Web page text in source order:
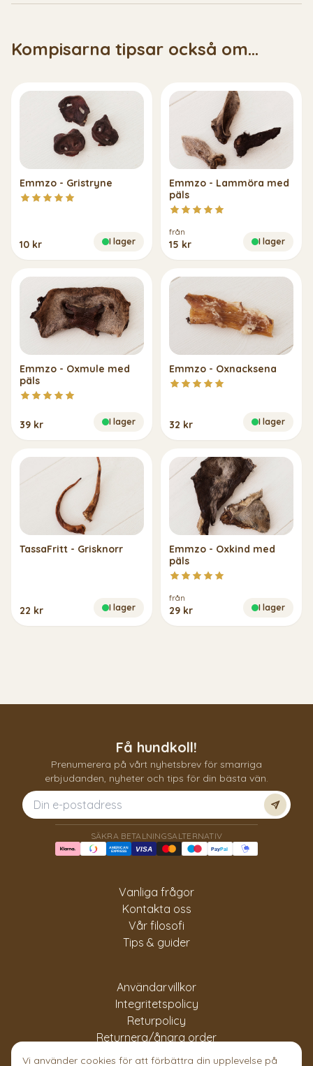
Kompisarna tipsar också om...
Emmzo - Gristryne
10 kr I lager
Emmzo - Lammöra med
päls
från
15 kr I lager
Emmzo - Oxmule med
päls
39 kr I lager
Emmzo - Oxnacksena
32 kr I lager
TassaFritt - Grisknorr
22 kr I lager
Emmzo - Oxkind med
päls
från
29 kr I lager
Få hundkoll!
Prenumerera på vårt nyhetsbrev för smarriga
erbjudanden, nyheter och tips för din bästa vän.
SÄKRA BETALNINGSALTERNATIV
AMERICAN
EXPRESS
VISA PayPal
Vanliga frågor
Kontakta oss
Vår filosofi
Tips & guider
Användarvillkor
Integritetspolicy
Returpolicy
Returnera/ångra order
Vi använder cookies för att förbättra din upplevelse på